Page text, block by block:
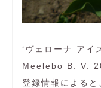
‘ヴェローナ ア
Meelebo B. V.
登録情報によると